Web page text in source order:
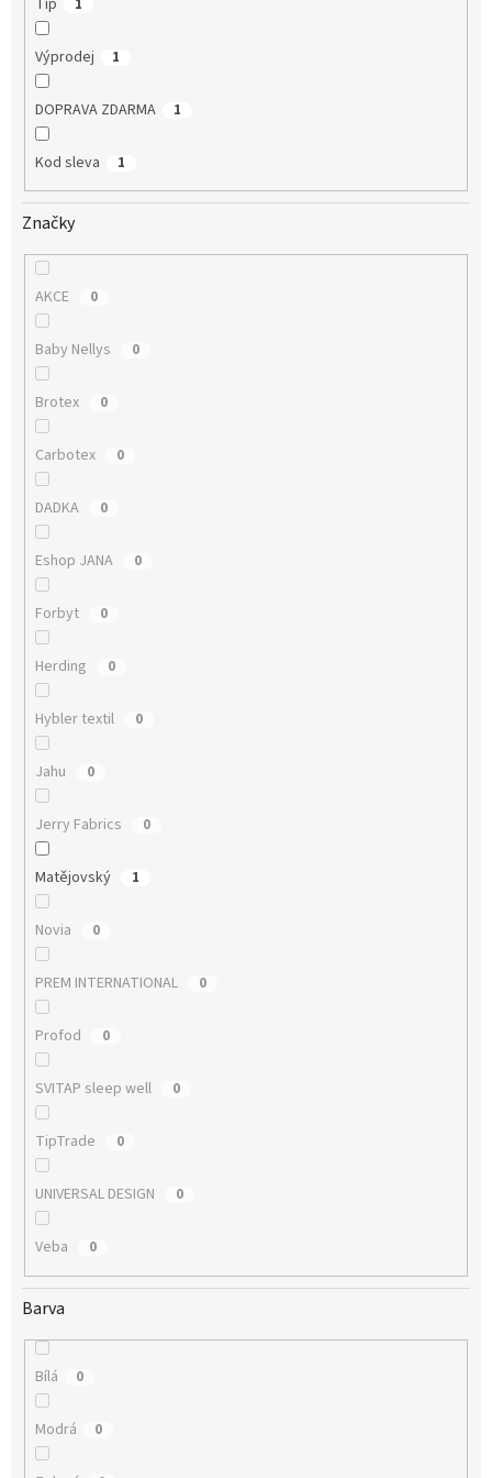
1
Výprodej 1
DOPRAVA ZDARMA 1
Kod sleva 1
Značky
AKCE 0
Baby Nellys 0
Brotex 0
Carbotex 0
DADKA 0
Eshop JANA 0
Forbyt 0
Herding 0
Hybler textil 0
Jahu 0
Jerry Fabrics 0
Matějovský 1
Novia 0
PREM INTERNATIONAL 0
Profod 0
SVITAP sleep well 0
TipTrade 0
UNIVERSAL DESIGN 0
Veba 0
Barva
Bílá 0
Modrá 0